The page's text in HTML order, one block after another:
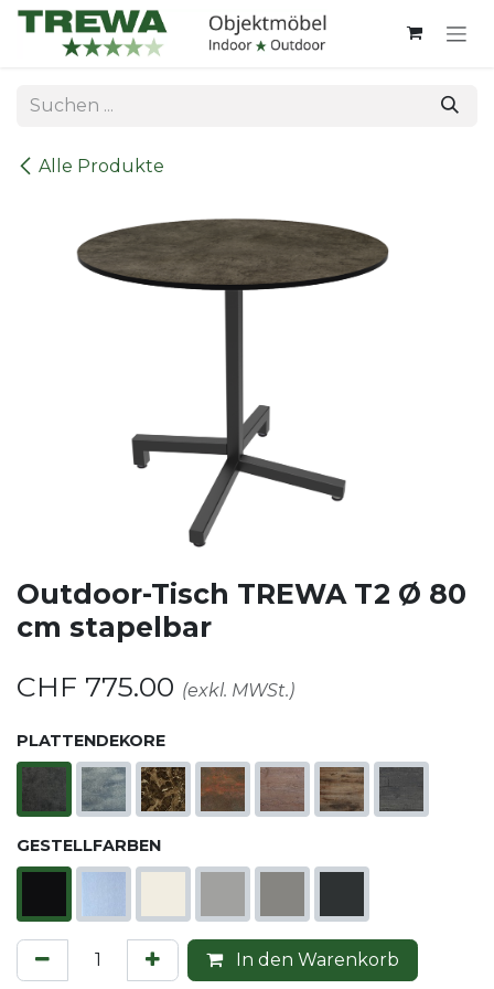
Zum Inhalt springen
Alle Produkte
Outdoor-Tisch TREWA T2 Ø 80
cm stapelbar
CHF 775.00 (exkl. MWSt.)
PLATTENDEKORE
GESTELLFARBEN
In den Warenkorb